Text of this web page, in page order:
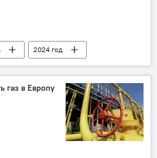
2024 год
Россия
США
газ в Европу